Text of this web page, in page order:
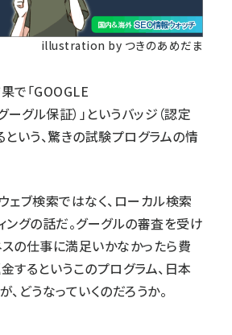
illustration by つきのあめだま
で「GOOGLE
グル保証）」というバッジ（認定
という、驚きの試験プログラムの情
ェブ検索ではなく、ローカル検索
ングの話だ。グーグルの審査を受け
の仕事に満足いかなかったら費
するというこのプログラム、日本
どうなっていくのだろうか。